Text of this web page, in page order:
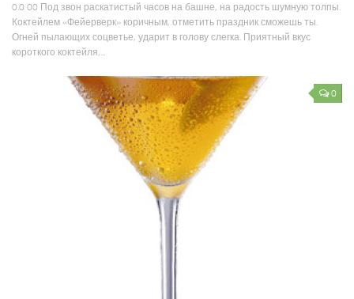
0.0 00 Под звон раскатистый часов на башне, на радость шумную толпы.
Коктейлем «Фейерверк» коричным, отметить праздник сможешь ты.
Огней пылающих соцветье, ударит в голову слегка. Приятный вкус
короткого коктейля,...
0